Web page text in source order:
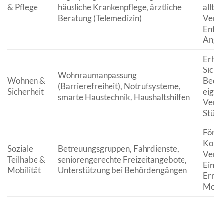
& Pflege
häusliche Krankenpflege, ärztliche
Beratung (Telemedizin)
Wohnen &
Sicherheit
Wohnraumanpassung
(Barrierefreiheit), Notrufsysteme,
smarte Haustechnik, Haushaltshilfen
Soziale
Teilhabe &
Mobilität
Betreuungsgruppen, Fahrdienste,
seniorengerechte Freizeitangebote,
Unterstützung bei Behördengängen